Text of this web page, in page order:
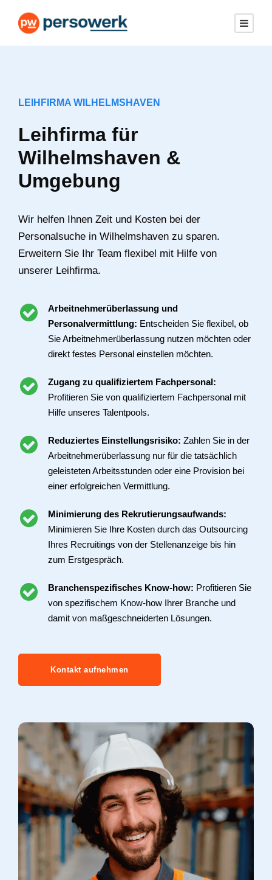
LEIHFIRMA WILHELMSHAVEN
Leihfirma für
Wilhelmshaven &
Umgebung
Wir helfen Ihnen Zeit und Kosten bei der
Personalsuche in Wilhelmshaven zu sparen.
Erweitern Sie Ihr Team flexibel mit Hilfe von
unserer Leihfirma.
Arbeitnehmerüberlassung und
Personalvermittlung: Entscheiden Sie flexibel, ob
Sie Arbeitnehmerüberlassung nutzen möchten oder
direkt festes Personal einstellen möchten.
Zugang zu qualifiziertem Fachpersonal:
Profitieren Sie von qualifiziertem Fachpersonal mit
Hilfe unseres Talentpools.
Reduziertes Einstellungsrisiko: Zahlen Sie in der
Arbeitnehmerüberlassung nur für die tatsächlich
geleisteten Arbeitsstunden oder eine Provision bei
einer erfolgreichen Vermittlung.
Minimierung des Rekrutierungsaufwands:
Minimieren Sie Ihre Kosten durch das Outsourcing
Ihres Recruitings von der Stellenanzeige bis hin
zum Erstgespräch.
Branchenspezifisches Know-how: Profitieren Sie
von spezifischem Know-how Ihrer Branche und
damit von maßgeschneiderten Lösungen.
Kontakt aufnehmen